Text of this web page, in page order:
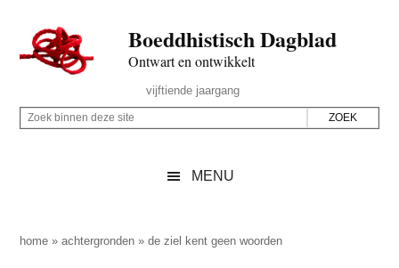
naar
de
inhoud
secondary
naar
de
sidebar
naar
de
Boeddhistisch Dagblad
Ontwart en ontwikkelt
Rechts
vijftiende jaargang
Z
p
Z
i
MENU
home »achtergronden »de ziel kent geen woorden